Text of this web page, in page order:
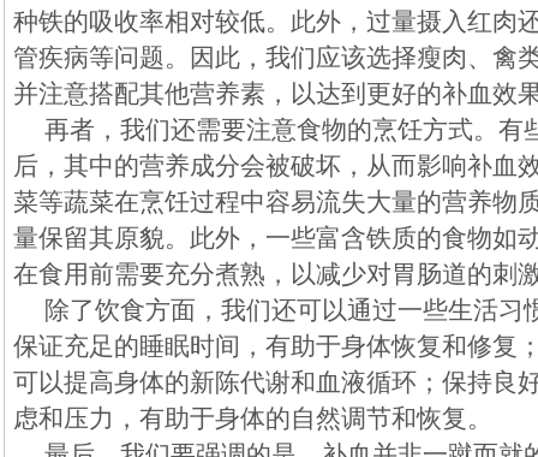
种铁的吸收率相对较低。此外，过量摄入红肉
管疾病等问题。因此，我们应该选择瘦肉、禽
并注意搭配其他营养素，以达到更好的补血效
再者，我们还需要注意食物的烹饪方式。有
后，其中的营养成分会被破坏，从而影响补血
菜等蔬菜在烹饪过程中容易流失大量的营养物
量保留其原貌。此外，一些富含铁质的食物如
在食用前需要充分煮熟，以减少对胃肠道的刺
除了饮食方面，我们还可以通过一些生活习
保证充足的睡眠时间，有助于身体恢复和修复
可以提高身体的新陈代谢和血液循环；保持良
虑和压力，有助于身体的自然调节和恢复。